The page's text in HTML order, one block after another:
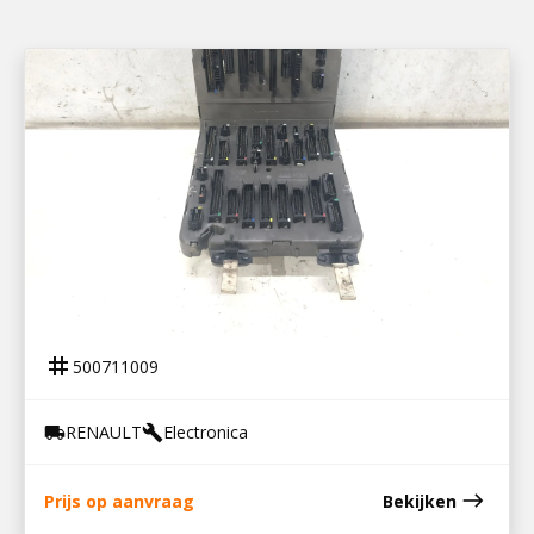
ZEKERINGSKAST PREMIUM / 5010466930
tag 500711009
local_shippingRENAULTbuildElectronica
Prijs op aanvraag Bekijken east